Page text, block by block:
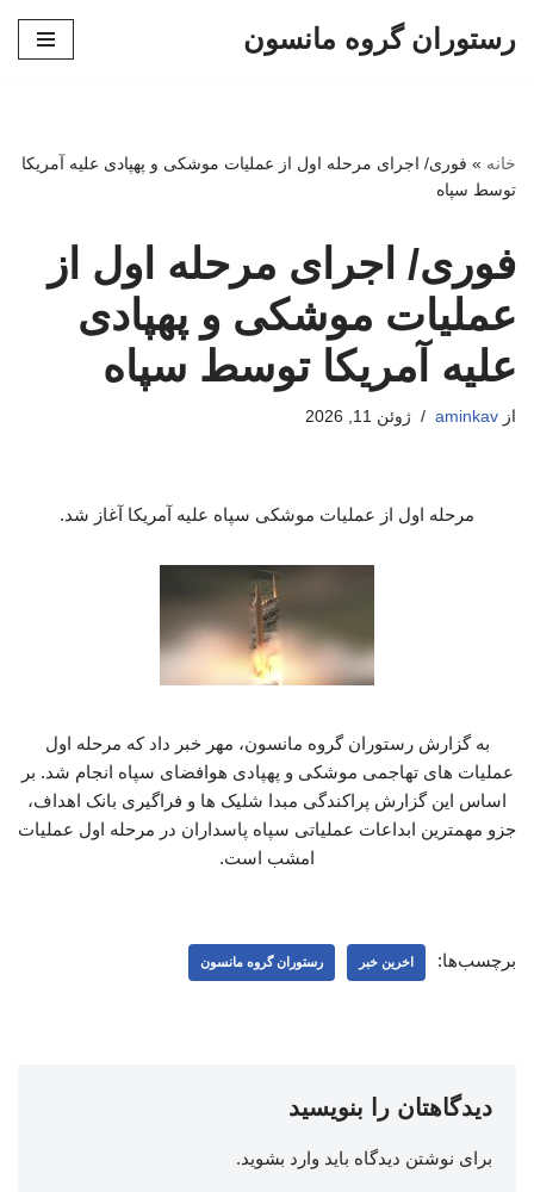
رستوران گروه مانسون
خانه » فوری/ اجرای مرحله اول از عملیات موشکی و پهپادی علیه آمریکا
توسط سپاه
فوری/ اجرای مرحله اول از
عملیات موشکی و پهپادی
علیه آمریکا توسط سپاه
از aminkav ژوئن 11, 2026
مرحله اول از عملیات موشکی سپاه علیه آمریکا آغاز شد.
به گزارش رستوران گروه مانسون، مهر خبر داد که مرحله اول
عملیات های تهاجمی موشکی و پهپادی هوافضای سپاه انجام شد. بر
اساس این گزارش پراکندگی مبدا شلیک ها و فراگیری بانک اهداف،
جزو مهمترین ابداعات عملیاتی سپاه پاسداران در مرحله اول عملیات
امشب است.
برچسب‌ها: اخرین خبر رستوران گروه مانسون
دیدگاهتان را بنویسید
برای نوشتن دیدگاه باید وارد بشوید.